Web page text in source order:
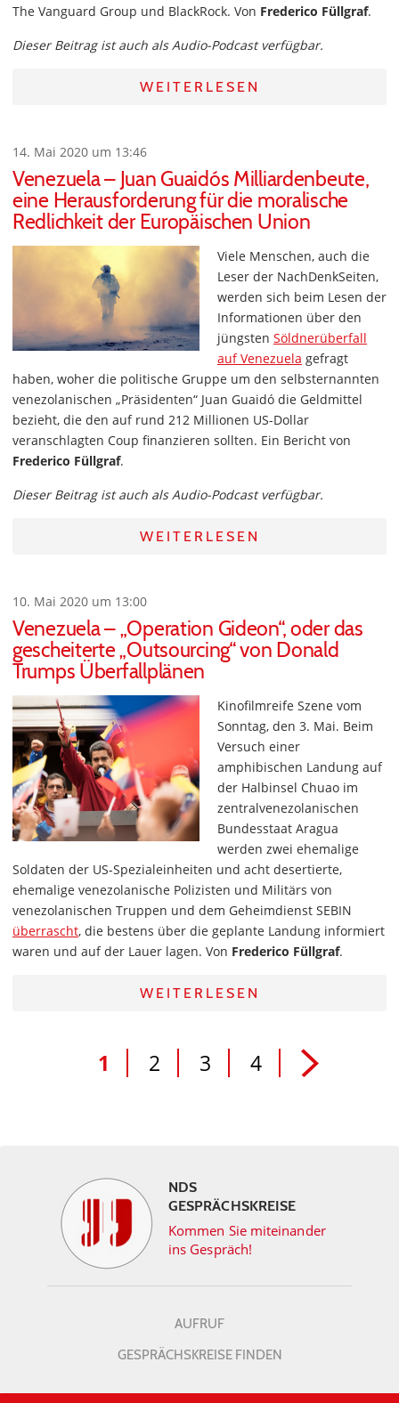
The Vanguard Group und BlackRock. Von Frederico Füllgraf.
Dieser Beitrag ist auch als Audio-Podcast verfügbar.
WEITERLESEN
14. Mai 2020 um 13:46
Venezuela – Juan Guaidós Milliardenbeute,
eine Herausforderung für die moralische
Redlichkeit der Europäischen Union
Viele Menschen, auch die
Leser der NachDenkSeiten,
werden sich beim Lesen der
Informationen über den
jüngsten Söldnerüberfall
auf Venezuela gefragt
haben, woher die politische Gruppe um den selbsternannten
venezolanischen „Präsidenten“ Juan Guaidó die Geldmittel
bezieht, die den auf rund 212 Millionen US-Dollar
veranschlagten Coup finanzieren sollten. Ein Bericht von
Frederico Füllgraf.
Dieser Beitrag ist auch als Audio-Podcast verfügbar.
WEITERLESEN
10. Mai 2020 um 13:00
Venezuela – „Operation Gideon“, oder das
gescheiterte „Outsourcing“ von Donald
Trumps Überfallplänen
Kinofilmreife Szene vom
Sonntag, den 3. Mai. Beim
Versuch einer
amphibischen Landung auf
der Halbinsel Chuao im
zentralvenezolanischen
Bundesstaat Aragua
werden zwei ehemalige
Soldaten der US-Spezialeinheiten und acht desertierte,
ehemalige venezolanische Polizisten und Militärs von
venezolanischen Truppen und dem Geheimdienst SEBIN
überrascht, die bestens über die geplante Landung informiert
waren und auf der Lauer lagen. Von Frederico Füllgraf.
WEITERLESEN
1 2 3 4
NDS
GESPRÄCHSKREISE
Kommen Sie miteinander
ins Gespräch!
AUFRUF
GESPRÄCHSKREISE FINDEN